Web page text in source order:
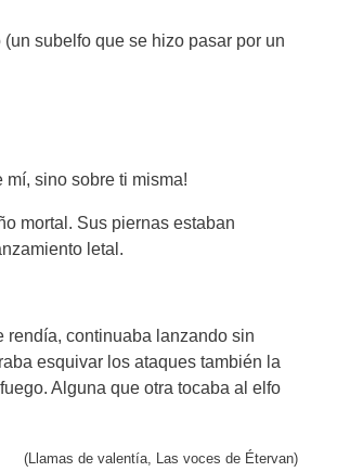
subelfo que se hizo pasar por un
sino sobre ti misma!
mortal. Sus piernas estaban
letal.
rendía, continuaba lanzando sin
esquivar los ataques también la
Alguna que otra tocaba al elfo
(Llamas de valentía, Las voces de Étervan)